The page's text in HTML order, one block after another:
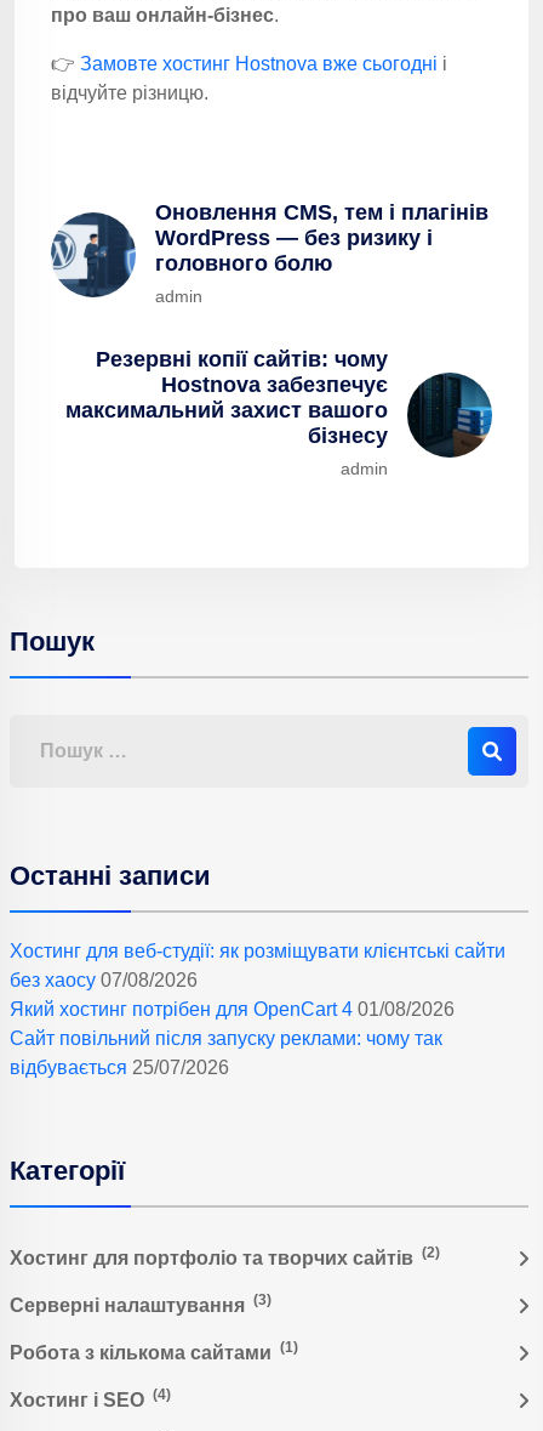
про ваш онлайн-бізнес.
👉 Замовте хостинг Hostnova вже сьогодні і
відчуйте різницю.
Оновлення CMS, тем і плагінів
WordPress — без ризику і
головного болю
admin
Резервні копії сайтів: чому
Hostnova забезпечує
максимальний захист вашого
бізнесу
admin
Пошук
Останні записи
Хостинг для веб-студії: як розміщувати клієнтські сайти
без хаосу 07/08/2026
Який хостинг потрібен для OpenCart 4 01/08/2026
Сайт повільний після запуску реклами: чому так
відбувається 25/07/2026
Категорії
Хостинг для портфоліо та творчих сайтів (2)
Серверні налаштування (3)
Робота з кількома сайтами (1)
Хостинг і SEO (4)